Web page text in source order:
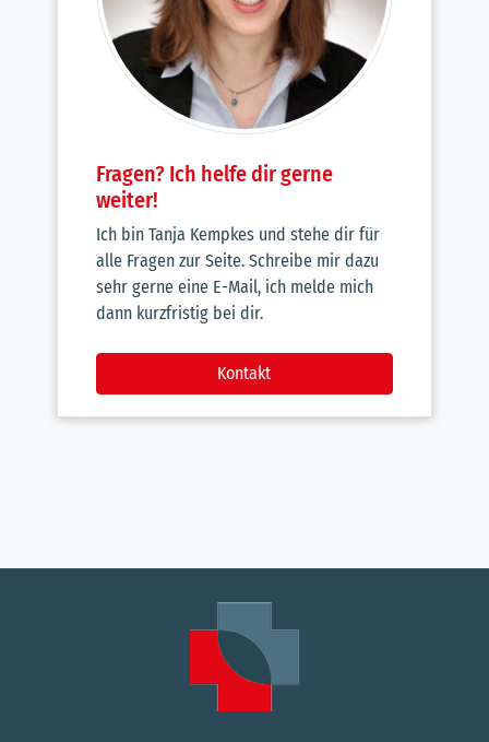
Fragen? Ich helfe dir gerne
weiter!
Ich bin Tanja Kempkes und stehe dir für
alle Fragen zur Seite. Schreibe mir dazu
sehr gerne eine E-Mail, ich melde mich
dann kurzfristig bei dir.
Kontakt